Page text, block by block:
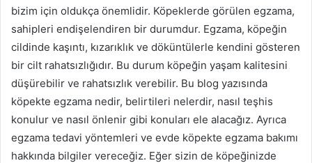
bizim için oldukça önemlidir. Köpeklerde görülen egzama,
sahipleri endişelendiren bir durumdur. Egzama, köpeğin
cildinde kaşıntı, kızarıklık ve döküntülerle kendini gösteren
bir cilt rahatsızlığıdır. Bu durum köpeğin yaşam kalitesini
düşürebilir ve rahatsızlık verebilir. Bu blog yazısında
köpekte egzama nedir, belirtileri nelerdir, nasıl teşhis
konulur ve nasıl önlenir gibi konuları ele alacağız. Ayrıca
egzama tedavi yöntemleri ve evde köpekte egzama bakımı
hakkında bilgiler vereceğiz. Eğer sizin de köpeğinizde